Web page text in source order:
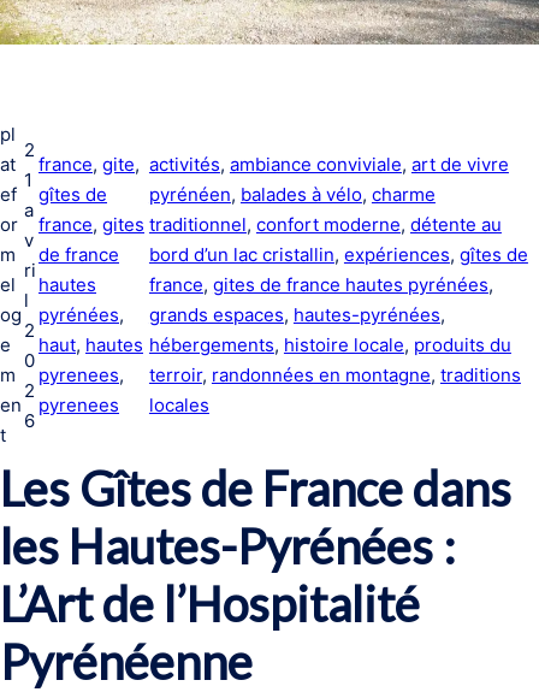
pl
at
ef
or
m
el
og
e
m
en
t
2
1
a
v
ri
l
2
0
2
6
france, gite
gîtes de
france, gites
de france
hautes
pyrénées
haut, hautes
pyrenees
pyrenees
activités, ambiance conviviale, art de vivre
pyrénéen, balades à vélo, charme
traditionnel, confort moderne, détente au
bord d’un lac cristallin, expériences, gîtes de
france, gites de france hautes pyrénées
grands espaces, hautes-pyrénées
hébergements, histoire locale, produits du
terroir, randonnées en montagne, traditions
locales
Les Gîtes de France dans
les Hautes-Pyrénées :
L’Art de l’Hospitalité
Pyrénéenne